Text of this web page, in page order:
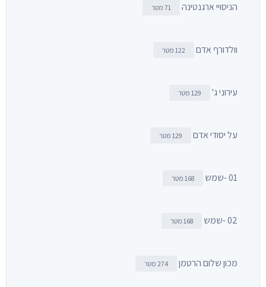
הניסויי ארגנטינה 71 מטר
וולדורף אדם 122 מטר
עירוני ג' 129 מטר
על יסודי אדם 129 מטר
01 -שמש 168 מטר
02 -שמש 168 מטר
מכון שלום הרטמן 274 מטר